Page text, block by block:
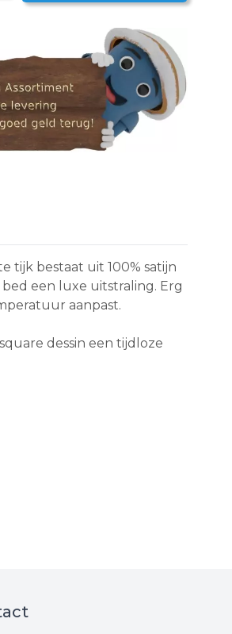
tijk bestaat uit 100% satijn
een luxe uitstraling. Erg
aanpast.
dessin een tijdloze